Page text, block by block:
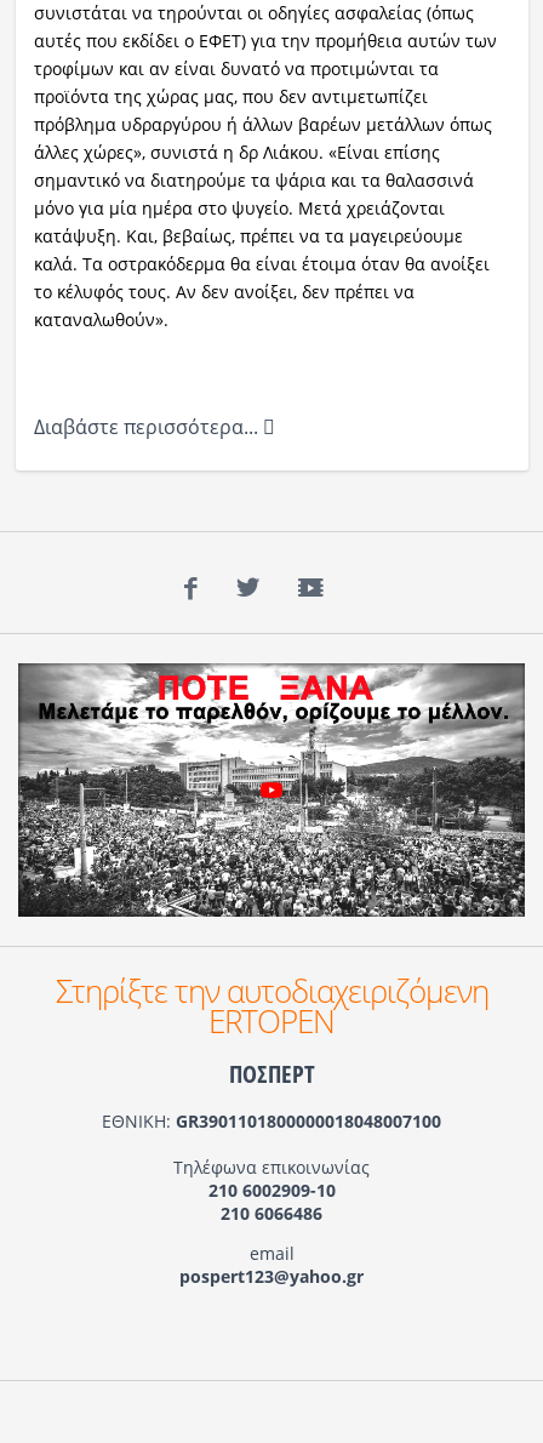
συνιστάται να τηρούνται οι οδηγίες ασφαλείας (όπως
αυτές που εκδίδει ο ΕΦΕΤ) για την προμήθεια αυτών των
τροφίμων και αν είναι δυνατό να προτιμώνται τα
προϊόντα της χώρας μας, που δεν αντιμετωπίζει
πρόβλημα υδραργύρου ή άλλων βαρέων μετάλλων όπως
άλλες χώρες», συνιστά η δρ Λιάκου. «Είναι επίσης
σημαντικό να διατηρούμε τα ψάρια και τα θαλασσινά
μόνο για μία ημέρα στο ψυγείο. Μετά χρειάζονται
κατάψυξη. Και, βεβαίως, πρέπει να τα μαγειρεύουμε
καλά. Τα οστρακόδερμα θα είναι έτοιμα όταν θα ανοίξει
το κέλυφός τους. Αν δεν ανοίξει, δεν πρέπει να
καταναλωθούν».
Διαβάστε περισσότερα...
Facebook
TwitterYouTube
Στηρίξτε την αυτοδιαχειριζόμενη
ERTOPEN
ΠΟΣΠΕΡΤ
ΕΘΝΙΚΗ: GR3901101800000018048007100
Τηλέφωνα επικοινωνίας
210 6002909-10
210 6066486
email
pospert123@yahoo.gr